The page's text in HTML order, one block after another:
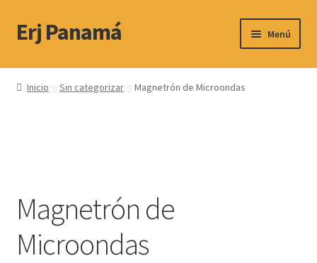
Ir
a
Ir
al
Erj Panamá Menú
Servicio Técnico
Inicio Sin categorizar Magnetrón de Microondas
Magnetrón de
Microondas